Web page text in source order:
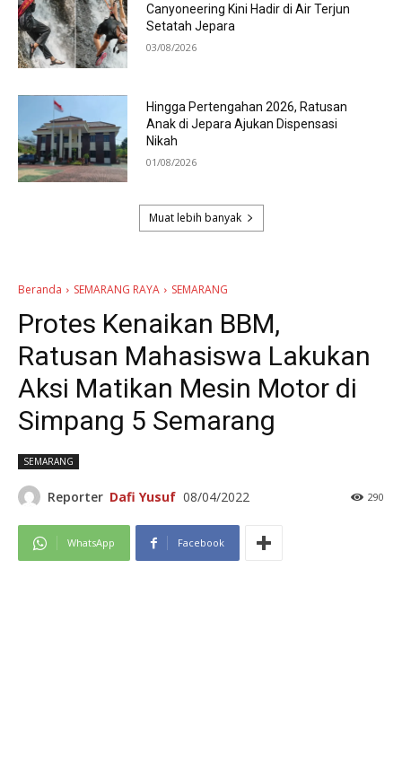
Canyoneering Kini Hadir di Air Terjun
Setatah Jepara
03/08/2026
Hingga Pertengahan 2026, Ratusan
Anak di Jepara Ajukan Dispensasi
Nikah
01/08/2026
Muat lebih banyak